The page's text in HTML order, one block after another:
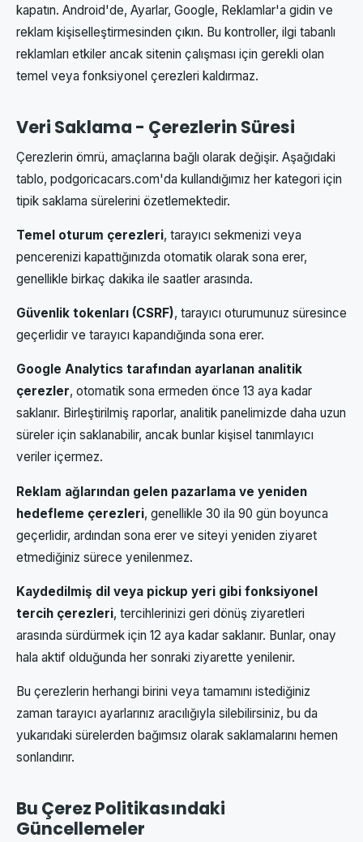
kapatın. Android'de, Ayarlar, Google, Reklamlar'a gidin ve
reklam kişiselleştirmesinden çıkın. Bu kontroller, ilgi tabanlı
reklamları etkiler ancak sitenin çalışması için gerekli olan
temel veya fonksiyonel çerezleri kaldırmaz.
Veri Saklama - Çerezlerin Süresi
Çerezlerin ömrü, amaçlarına bağlı olarak değişir. Aşağıdaki
tablo, podgoricacars.com'da kullandığımız her kategori için
tipik saklama sürelerini özetlemektedir.
Temel oturum çerezleri, tarayıcı sekmenizi veya
pencerenizi kapattığınızda otomatik olarak sona erer,
genellikle birkaç dakika ile saatler arasında.
Güvenlik tokenları (CSRF), tarayıcı oturumunuz süresince
geçerlidir ve tarayıcı kapandığında sona erer.
Google Analytics tarafından ayarlanan analitik
çerezler, otomatik sona ermeden önce 13 aya kadar
saklanır. Birleştirilmiş raporlar, analitik panelimizde daha uzun
süreler için saklanabilir, ancak bunlar kişisel tanımlayıcı
veriler içermez.
Reklam ağlarından gelen pazarlama ve yeniden
hedefleme çerezleri, genellikle 30 ila 90 gün boyunca
geçerlidir, ardından sona erer ve siteyi yeniden ziyaret
etmediğiniz sürece yenilenmez.
Kaydedilmiş dil veya pickup yeri gibi fonksiyonel
tercih çerezleri, tercihlerinizi geri dönüş ziyaretleri
arasında sürdürmek için 12 aya kadar saklanır. Bunlar, onay
hala aktif olduğunda her sonraki ziyarette yenilenir.
Bu çerezlerin herhangi birini veya tamamını istediğiniz
zaman tarayıcı ayarlarınız aracılığıyla silebilirsiniz, bu da
yukarıdaki sürelerden bağımsız olarak saklamalarını hemen
sonlandırır.
Bu Çerez Politikasındaki
Güncellemeler